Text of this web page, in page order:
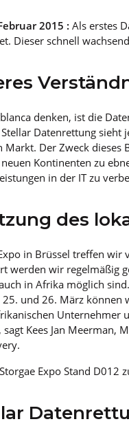
2015 : Als erstes
Dieser schnell
denken, ist die
Datenrettung
Markt. Der Zweck dieses
Kontinenten zu
in der IT zu
des
in Brüssel treffen wir
werden wir regelmäßig
in Afrika möglich
und 26. März können
Unternehmer
Kees Jan Meerman,
Expo Stand D012